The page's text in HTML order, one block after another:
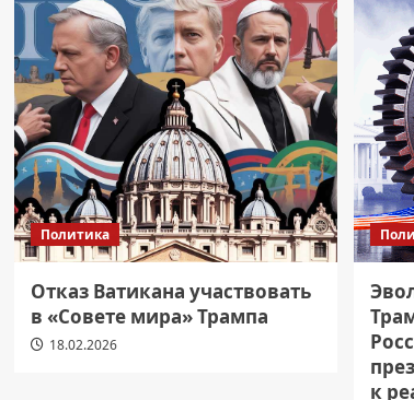
Политика
Отказ Ватикана участвовать
в «Совете мира» Трампа
18.02.2026
к